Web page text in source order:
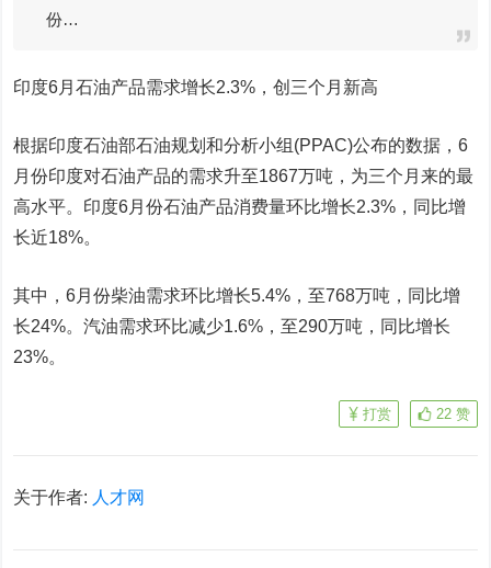
份…
印度6月石油产品需求增长2.3%，创三个月新高
根据印度石油部石油规划和分析小组(PPAC)公布的数据，6
月份印度对石油产品的需求升至1867万吨，为三个月来的最
高水平。印度6月份石油产品消费量环比增长2.3%，同比增
长近18%。
其中，6月份柴油需求环比增长5.4%，至768万吨，同比增
长24%。汽油需求环比减少1.6%，至290万吨，同比增长
23%。
22 赞
打赏
关于作者: 人才网